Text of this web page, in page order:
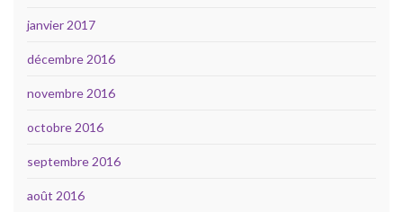
janvier 2017
décembre 2016
novembre 2016
octobre 2016
septembre 2016
août 2016